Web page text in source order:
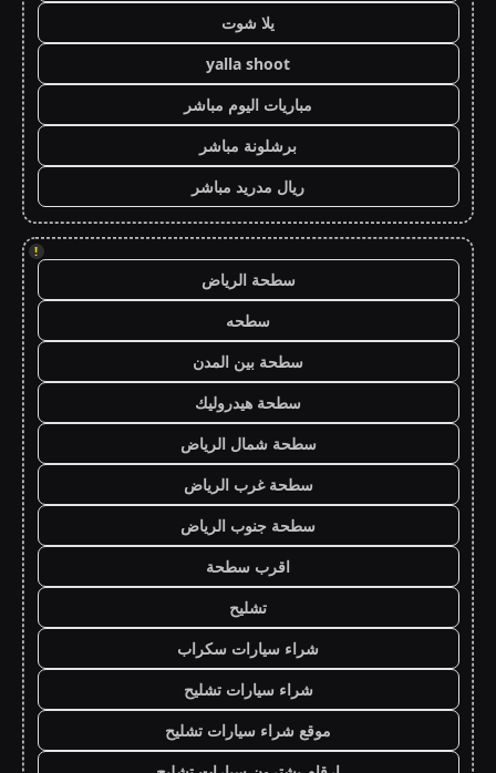
يلا شوت
yalla shoot
مباريات اليوم مباشر
برشلونة مباشر
ريال مدريد مباشر
!
سطحة الرياض
سطحه
سطحة بين المدن
سطحة هيدروليك
سطحة شمال الرياض
سطحة غرب الرياض
سطحة جنوب الرياض
اقرب سطحة
تشليح
شراء سيارات سكراب
شراء سيارات تشليح
موقع شراء سيارات تشليح